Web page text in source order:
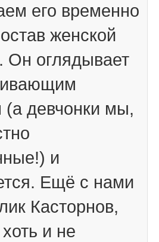
его временно
женской
Он оглядывает
(а девчонки мы,
и
Ещё с нами
Касторнов,
и не